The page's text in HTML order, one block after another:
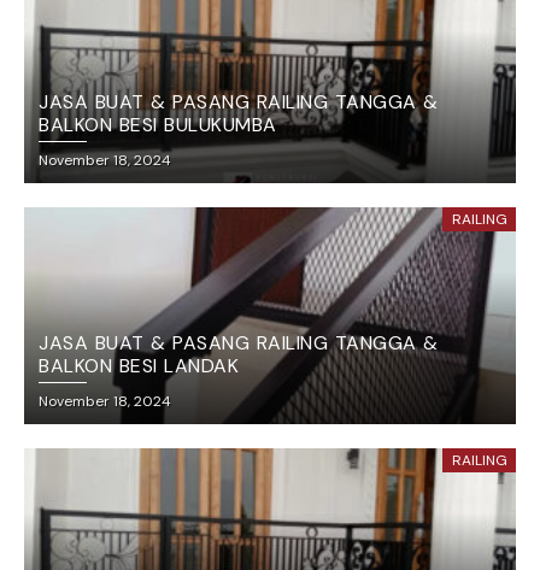
JASA BUAT & PASANG RAILING TANGGA &
BALKON BESI BULUKUMBA
November 18, 2024
RAILING
JASA BUAT & PASANG RAILING TANGGA &
BALKON BESI LANDAK
November 18, 2024
RAILING